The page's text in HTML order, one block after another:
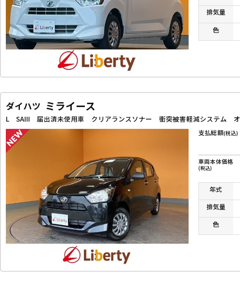
排気量
色
ダイハツ ミライース
支払総額(税込)
車両本体価格
(税込)
年式
排気量
色